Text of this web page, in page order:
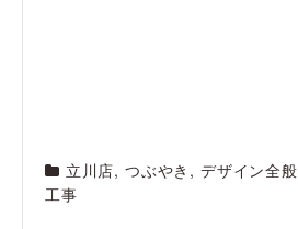
立川店, つぶやき , デザイン全般
工事